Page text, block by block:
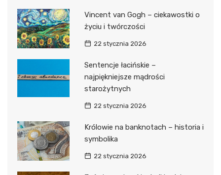
Vincent van Gogh – ciekawostki o
życiu i twórczości
22 stycznia 2026
Sentencje łacińskie –
najpiękniejsze mądrości
starożytnych
22 stycznia 2026
Królowie na banknotach – historia i
symbolika
22 stycznia 2026